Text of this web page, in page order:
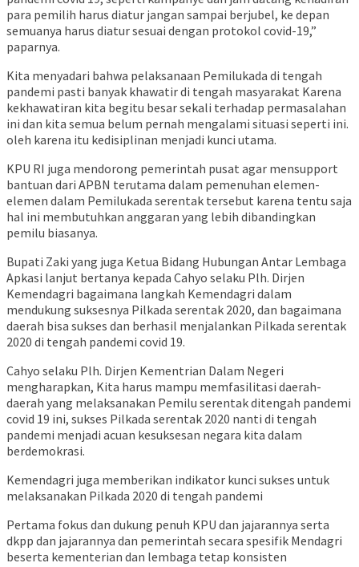
para pemilih harus diatur jangan sampai berjubel, ke depan
semuanya harus diatur sesuai dengan protokol covid-19,”
paparnya.
Kita menyadari bahwa pelaksanaan Pemilukada di tengah
pandemi pasti banyak khawatir di tengah masyarakat Karena
kekhawatiran kita begitu besar sekali terhadap permasalahan
ini dan kita semua belum pernah mengalami situasi seperti ini.
oleh karena itu kedisiplinan menjadi kunci utama.
KPU RI juga mendorong pemerintah pusat agar mensupport
bantuan dari APBN terutama dalam pemenuhan elemen-
elemen dalam Pemilukada serentak tersebut karena tentu saja
hal ini membutuhkan anggaran yang lebih dibandingkan
pemilu biasanya.
Bupati Zaki yang juga Ketua Bidang Hubungan Antar Lembaga
Apkasi lanjut bertanya kepada Cahyo selaku Plh. Dirjen
Kemendagri bagaimana langkah Kemendagri dalam
mendukung suksesnya Pilkada serentak 2020, dan bagaimana
daerah bisa sukses dan berhasil menjalankan Pilkada serentak
2020 di tengah pandemi covid 19.
Cahyo selaku Plh. Dirjen Kementrian Dalam Negeri
mengharapkan, Kita harus mampu memfasilitasi daerah-
daerah yang melaksanakan Pemilu serentak ditengah pandemi
covid 19 ini, sukses Pilkada serentak 2020 nanti di tengah
pandemi menjadi acuan kesuksesan negara kita dalam
berdemokrasi.
Kemendagri juga memberikan indikator kunci sukses untuk
melaksanakan Pilkada 2020 di tengah pandemi
Pertama fokus dan dukung penuh KPU dan jajarannya serta
dkpp dan jajarannya dan pemerintah secara spesifik Mendagri
beserta kementerian dan lembaga tetap konsisten